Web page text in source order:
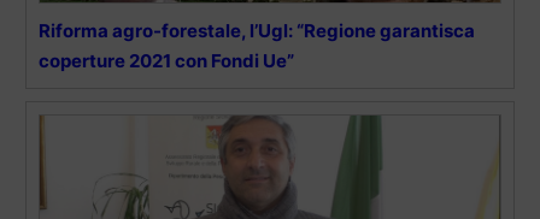
Riforma agro-forestale, l’Ugl: “Regione garantisca
coperture 2021 con Fondi Ue”